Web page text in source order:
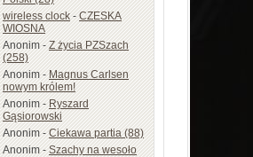
wireless clock-CZESKA
WIOSNA
Anonim-Z życia PZSzach
(258)
Anonim-Magnus Carlsen
nowym królem!
Anonim-Ryszard
Gąsiorowski
Anonim-Ciekawa partia (88)
Anonim-Szachy na wesoło